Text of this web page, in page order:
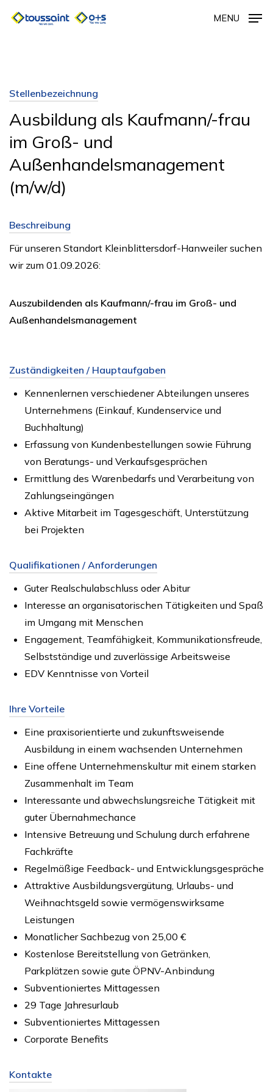
MENU
Stellenbezeichnung
Ausbildung als Kaufmann/-frau
im Groß- und
Außenhandelsmanagement
(m/w/d)
Beschreibung
Für unseren Standort Kleinblittersdorf-Hanweiler suchen
wir zum 01.09.2026:
Auszubildenden als Kaufmann/-frau im Groß- und
Außenhandelsmanagement
Zuständigkeiten / Hauptaufgaben
Kennenlernen verschiedener Abteilungen unseres
Unternehmens (Einkauf, Kundenservice und
Buchhaltung)
Erfassung von Kundenbestellungen sowie Führung
von Beratungs- und Verkaufsgesprächen
Ermittlung des Warenbedarfs und Verarbeitung von
Zahlungseingängen
Aktive Mitarbeit im Tagesgeschäft, Unterstützung
bei Projekten
Qualifikationen / Anforderungen
Guter Realschulabschluss oder Abitur
Interesse an organisatorischen Tätigkeiten und Spaß
im Umgang mit Menschen
Engagement, Teamfähigkeit, Kommunikationsfreude,
Selbstständige und zuverlässige Arbeitsweise
EDV Kenntnisse von Vorteil
Ihre Vorteile
Eine praxisorientierte und zukunftsweisende
Ausbildung in einem wachsenden Unternehmen
Eine offene Unternehmenskultur mit einem starken
Zusammenhalt im Team
Interessante und abwechslungsreiche Tätigkeit mit
guter Übernahmechance
Intensive Betreuung und Schulung durch erfahrene
Fachkräfte
Regelmäßige Feedback- und Entwicklungsgespräche
Attraktive Ausbildungsvergütung, Urlaubs- und
Weihnachtsgeld sowie vermögenswirksame
Leistungen
Monatlicher Sachbezug von 25,00 €
Kostenlose Bereitstellung von Getränken,
Parkplätzen sowie gute ÖPNV-Anbindung
Subventioniertes Mittagessen
29 Tage Jahresurlaub
Subventioniertes Mittagessen
Corporate Benefits
Kontakte